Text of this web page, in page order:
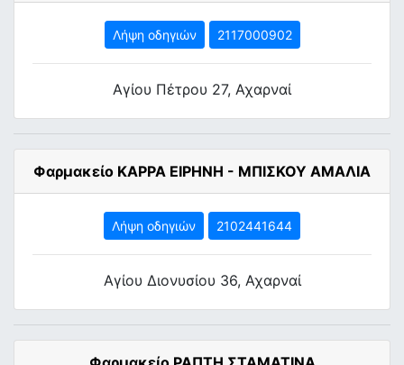
Λήψη οδηγιών 2117000902
Αγίου Πέτρου 27, Αχαρναί
Φαρμακείο ΚΑΡΡΑ ΕΙΡΗΝΗ - ΜΠΙΣΚΟΥ ΑΜΑΛΙΑ
Λήψη οδηγιών 2102441644
Αγίου Διονυσίου 36, Αχαρναί